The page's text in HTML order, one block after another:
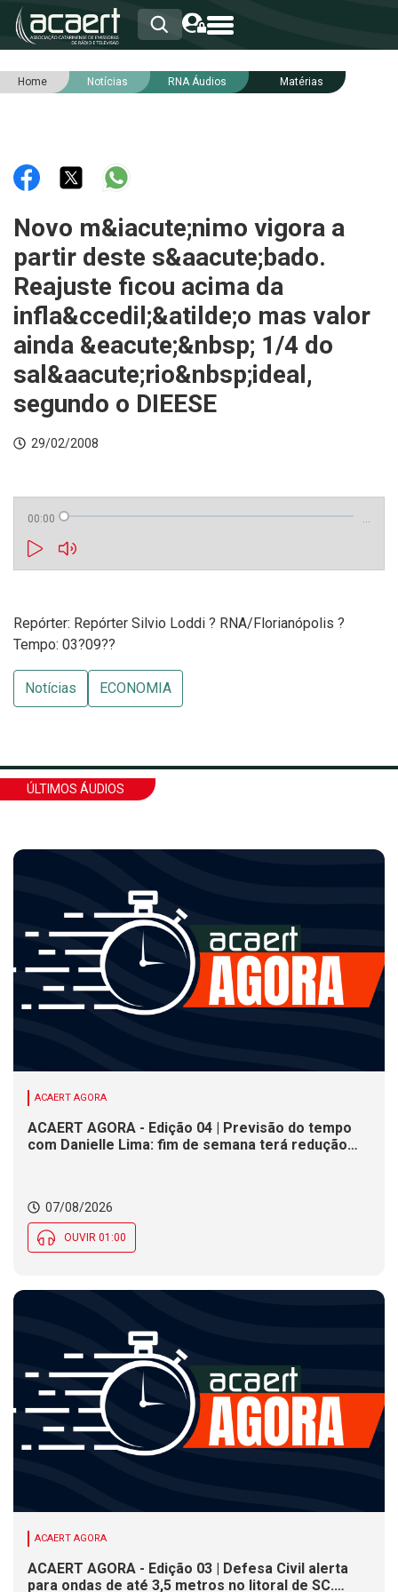
HOME
RNA
NOTÍCIAS
INTEGRIDADE
Home Notícias RNA Áudios Matérias
Novo m&iacute;nimo vigora a
partir deste s&aacute;bado.
Reajuste ficou acima da
infla&ccedil;&atilde;o mas valor
ainda &eacute;&nbsp; 1/4 do
sal&aacute;rio&nbsp;ideal,
segundo o DIEESE
29/02/2008
00:00 …
Repórter: Repórter Silvio Loddi ? RNA/Florianópolis ?
Tempo: 03?09??
Notícias ECONOMIA
ÚLTIMOS ÁUDIOS
ACAERT AGORA
ACAERT AGORA - Edição 04 | Previsão do tempo
com Danielle Lima: fim de semana terá redução
07/08/2026
OUVIR 01:00
ACAERT AGORA
ACAERT AGORA - Edição 03 | Defesa Civil alerta
para ondas de até 3,5 metros no litoral de SC.